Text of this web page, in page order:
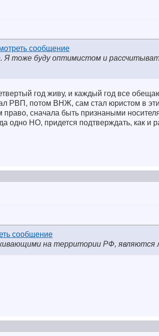
Я тоже буду оптимистом и
год живу, и каждый год все
РВП, потом ВНЖ, сам стал юристом в
сначала быть признаными
одно НО, придется подтверждать, как и
на территории РФ,